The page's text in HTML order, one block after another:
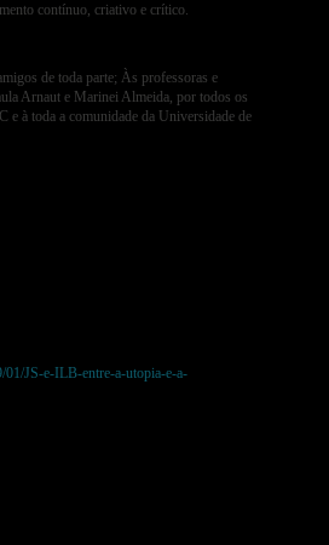
contínuo, criativo e crítico.
de toda parte; Às professoras e
Arnaut e Marinei Almeida, por todos os
à toda a comunidade da Universidade de
JS-e-ILB-entre-a-utopia-e-a-